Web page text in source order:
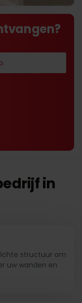
in
structuur om
uw wanden en